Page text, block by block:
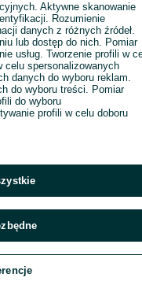
Aktywne skanowanie
Rozumienie
danych z różnych źródeł.
lub dostęp do nich. Pomiar
usług. Tworzenie profili w
celu spersonalizowanych
danych do wyboru reklam.
do wyboru treści. Pomiar
do wyboru
profili w celu doboru